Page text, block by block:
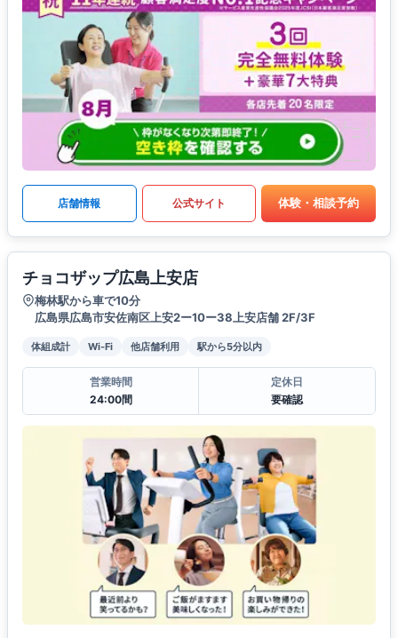
店舗情報 公式サイト 体験・相談予約
チョコザップ広島上安店
梅林駅から車で10分
広島県広島市安佐南区上安2ー10ー38上安店舗 2F/3F
体組成計 Wi-Fi 他店舗利用 駅から5分以内
営業時間
24:00間
定休日
要確認